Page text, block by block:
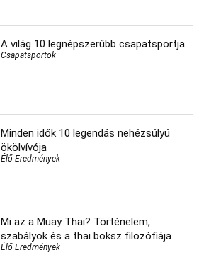
A világ 10 legnépszerűbb csapatsportja
Csapatsportok
Minden idők 10 legendás nehézsúlyú
ökölvívója
Élő Eredmények
Mi az a Muay Thai? Történelem,
szabályok és a thai boksz filozófiája
Élő Eredmények